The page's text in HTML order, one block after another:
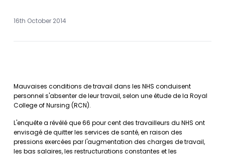
16th October 2014
Mauvaises conditions de travail dans les NHS conduisent
personnel s'absenter de leur travail, selon une étude de la Royal
College of Nursing (RCN).
L'enquête a révélé que 66 pour cent des travailleurs du NHS ont
envisagé de quitter les services de santé, en raison des
pressions exercées par l'augmentation des charges de travail,
les bas salaires, les restructurations constantes et les